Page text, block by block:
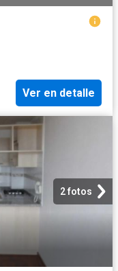
Ver en detalle
2 fotos